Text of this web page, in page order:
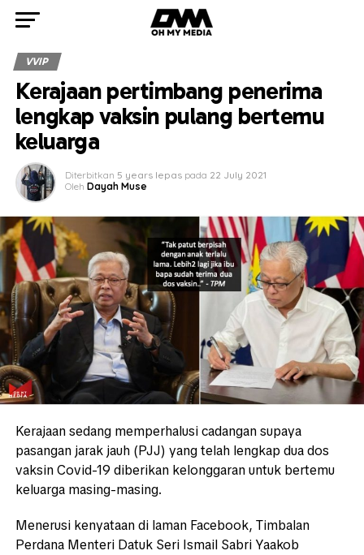
VVIP
Kerajaan pertimbang penerima
lengkap vaksin pulang bertemu
keluarga
Diterbitkan 5 years lepas pada 22 July 2021
Oleh Dayah Muse
Kerajaan sedang memperhalusi cadangan supaya
pasangan jarak jauh (PJJ) yang telah lengkap dua dos
vaksin Covid-19 diberikan kelonggaran untuk bertemu
keluarga masing-masing.
Menerusi kenyataan di laman Facebook, Timbalan
Perdana Menteri Datuk Seri Ismail Sabri Yaakob